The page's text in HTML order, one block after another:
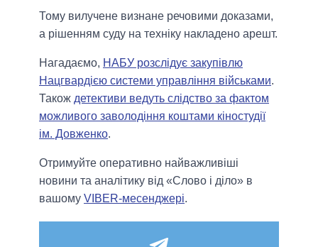
Тому вилучене визнане речовими доказами,
а рішенням суду на техніку накладено арешт.
Нагадаємо, НАБУ розслідує закупівлю
Нацгвардією системи управління військами.
Також детективи ведуть слідство за фактом
можливого заволодіння коштами кіностудії
ім. Довженко.
Отримуйте оперативно найважливіші
новини та аналітику від «Слово і діло» в
вашому VIBER-месенджері.